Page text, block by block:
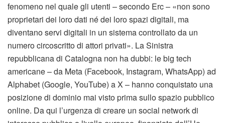
fenomeno nel quale gli utenti – secondo Erc – «non sono
proprietari dei loro dati né dei loro spazi digitali, ma
diventano servi digitali in un sistema controllato da un
numero circoscritto di attori privati». La Sinistra
repubblicana di Catalogna non ha dubbi: le big tech
americane – da Meta (Facebook, Instagram, WhatsApp) ad
Alphabet (Google, YouTube) a X – hanno conquistato una
posizione di dominio mai visto prima sullo spazio pubblico
online. Da qui l’urgenza di creare un social network di